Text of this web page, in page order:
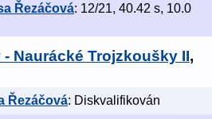
Řezáčová: 12/21, 40.42 s, 10.0
Naurácké Trojzkoušky II,
Řezáčová: Diskvalifikován